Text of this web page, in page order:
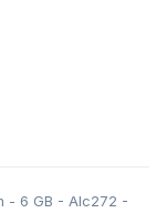
- 6 GB - Alc272 -